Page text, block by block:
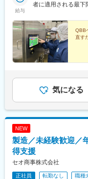
給与
者に適用される最下
万7900円以上27歳
以上※いずれも最低
当、通勤手当、住宅
QBB
直す
気になる
NEW
製造／未経験歓迎／
得支援
セオ商事株式会社
正社員 転勤なし 職種